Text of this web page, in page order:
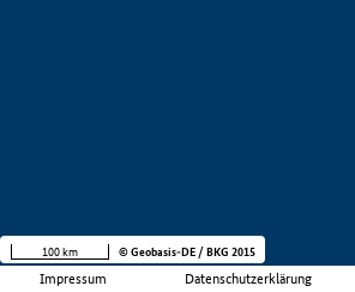
Impressum Datenschutzerklärung
100 km © Geobasis-DE / BKG 2015